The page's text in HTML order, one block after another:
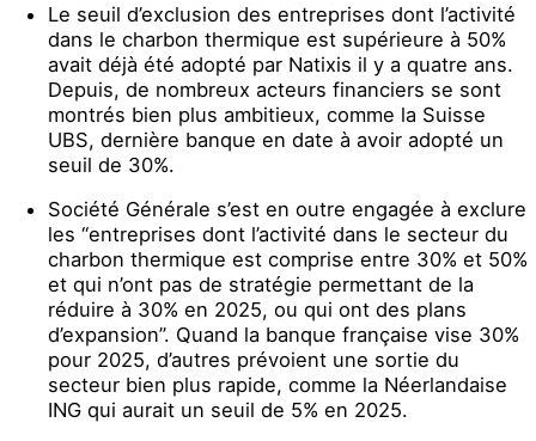
Le seuil d’exclusion des entreprises dont l’activité
dans le charbon thermique est supérieure à 50%
avait déjà été adopté par Natixis il y a quatre ans.
Depuis, de nombreux acteurs financiers se sont
montrés bien plus ambitieux, comme la Suisse
UBS, dernière banque en date à avoir adopté un
seuil de 30%.
Société Générale s’est en outre engagée à exclure
les “entreprises dont l’activité dans le secteur du
charbon thermique est comprise entre 30% et 50%
et qui n’ont pas de stratégie permettant de la
réduire à 30% en 2025, ou qui ont des plans
d’expansion”. Quand la banque française vise 30%
pour 2025, d’autres prévoient une sortie du
secteur bien plus rapide, comme la Néerlandaise
ING qui aurait un seuil de 5% en 2025.